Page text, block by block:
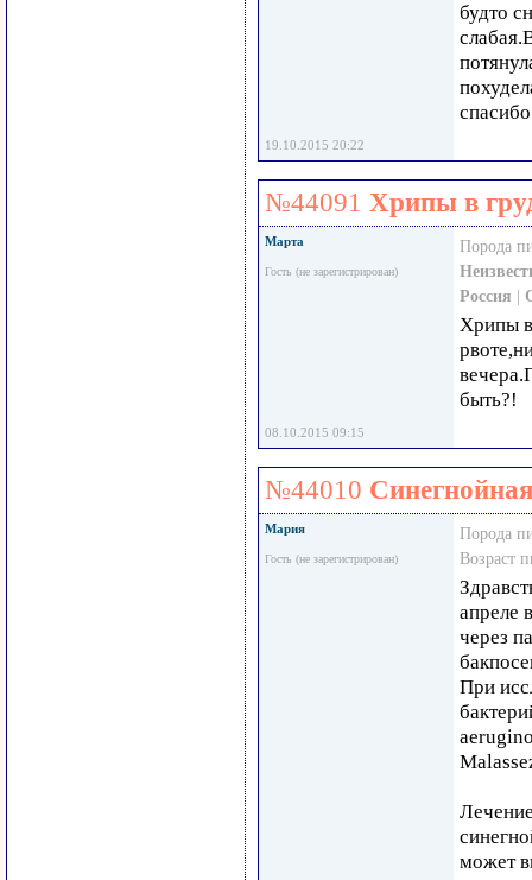
будто
19.10.2015 20:22
№44091 Хрипы в
Марта
Гость (не зарегистрирован)
Порода
Россия |
Хрипы в
быть?!
08.10.2015 09:15
№44010
Мария
Гость (не зарегистрирован)
Порода
Возраст
апреле
через
При
может